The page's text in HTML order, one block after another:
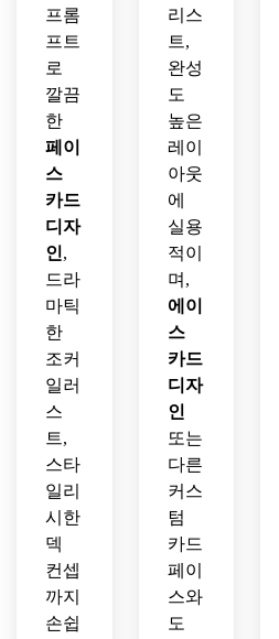
프롬
프트
로
깔끔
한
페이
스
카드
디자
인,
드라
마틱
한
조커
일러
스
트,
스타
일리
시한
덱
컨셉
까지
손쉽
리스
트,
완성
도
높은
레이
아웃
에
실용
적이
며,
에이
스
카드
디자
인
또는
다른
커스
텀
카드
페이
스와
도